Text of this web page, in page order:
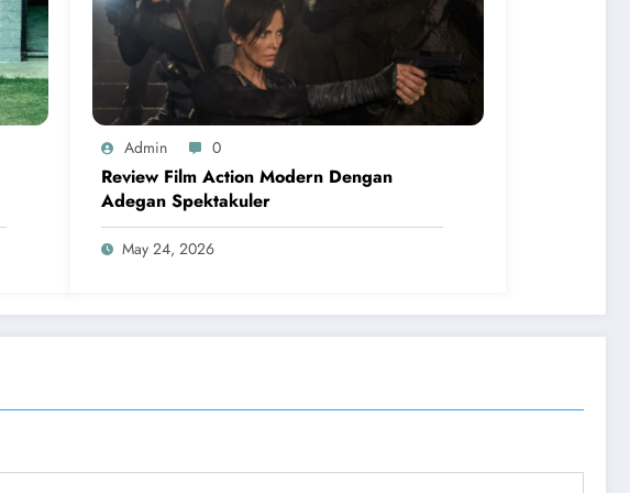
Admin 0
Review Film Action Modern Dengan
Adegan Spektakuler
May 24, 2026